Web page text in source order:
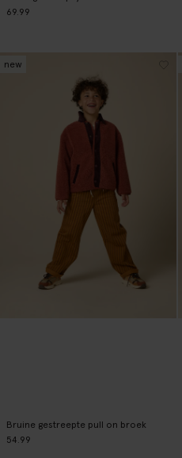
69.99
Bruine gestreepte pull on broek
54.99
new